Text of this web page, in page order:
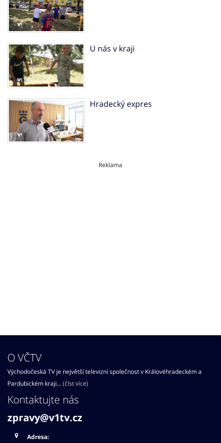
U nás v kraji
Hradecký expres
Reklama
O VČTV
Východočeská TV je největší televizní společnost v Královéhradeckém a
Pardubickém kraji...(číst více)
Kontaktujte nás
zpravy@v1tv.cz
Adresa: